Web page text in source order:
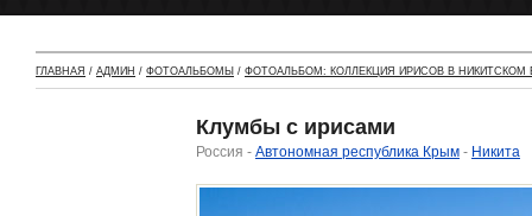
ГЛАВНАЯ / АДМИН / ФОТОАЛЬБОМЫ / ФОТОАЛЬБОМ: КОЛЛЕКЦИЯ ИРИСОВ В НИКИТСКОМ
Клумбы с ирисами
Россия - Автономная республика Крым - Никита